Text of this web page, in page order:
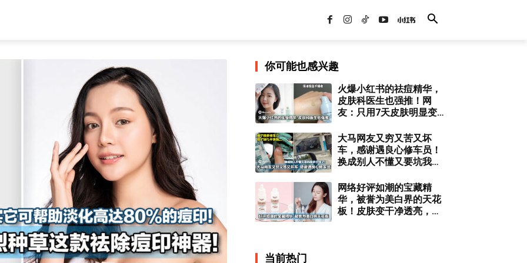
你可能也感兴趣
火爆小红书的祛痘精华，
皮肤科医生也强推！网
友：只用7天皮肤明显变
大马网友又穷又苦又坏
车，感谢遇良心修车员！
换成别人不懂又要坑我多
网络好评如潮的宝藏精
华，被誉为美白界的天花
板！皮肤变干净透亮，淡
当前热门